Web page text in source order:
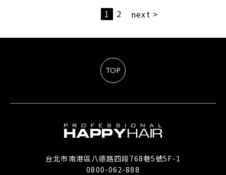
1 2 next >
TOP
台北市南港區八德路四段768巷5號5F-1
0800-062-888